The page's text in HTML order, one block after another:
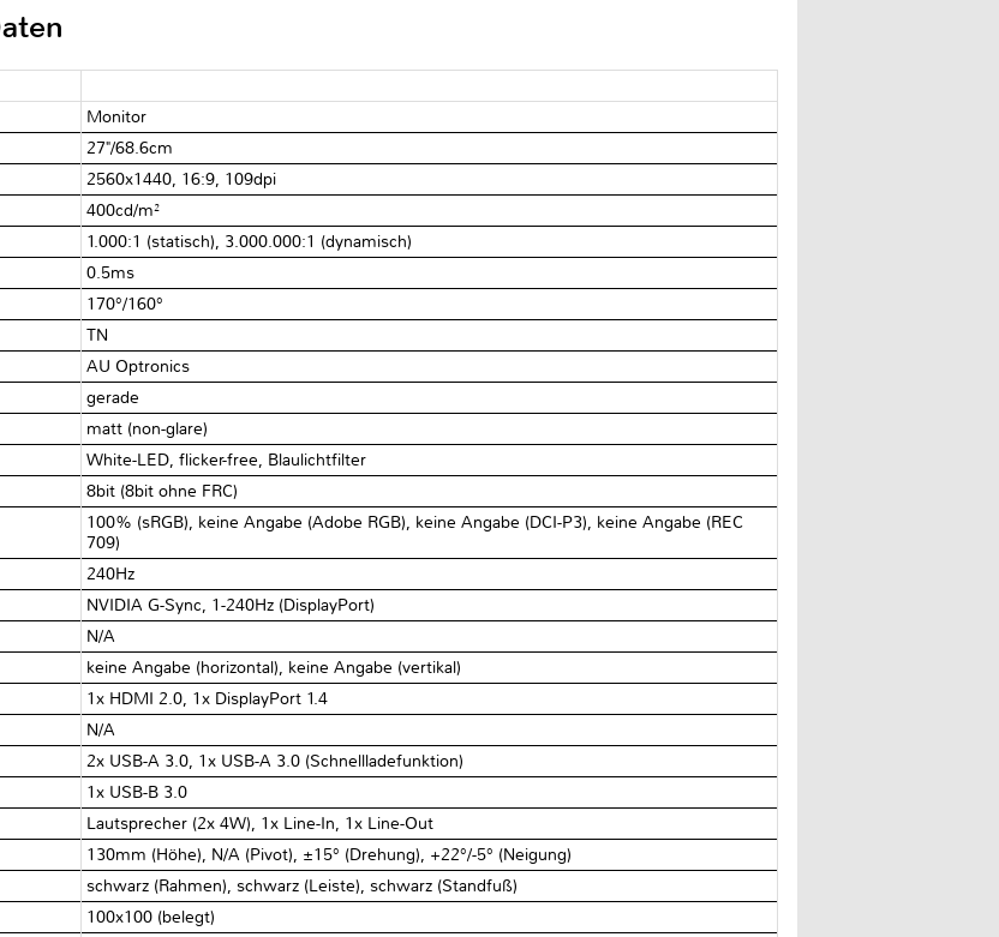
Monitor
27"/​68.6cm
2560x1440, 16:9, 109dpi
400cd/​m²
1.000:1 (statisch), 3.000.000:1 (dynamisch)
0.5ms
170°/​160°
TN
AU Optronics
gerade
matt (non-glare)
White-LED, flicker-free, Blaulichtfilter
8bit (8bit ohne FRC)
100% (sRGB), keine Angabe (Adobe RGB), keine Angabe (DCI-P3), keine Angabe (REC
709)
240Hz
NVIDIA G-Sync, 1-240Hz (DisplayPort)
N/A
keine Angabe (horizontal), keine Angabe (vertikal)
1x HDMI 2.0, 1x DisplayPort 1.4
N/A
2x USB-A 3.0, 1x USB-A 3.0 (Schnellladefunktion)
1x USB-B 3.0
Lautsprecher (2x 4W), 1x Line-In, 1x Line-Out
130mm (Höhe), N/​A (Pivot), ±15° (Drehung), +22°/​-5° (Neigung)
schwarz (Rahmen), schwarz (Leiste), schwarz (Standfuß)
100x100 (belegt)